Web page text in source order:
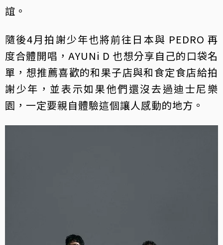
誼。
隨後4月拍謝少年也將前往日本與 PEDRO 再
度合體開唱，AYUNi D 也想分享自己的口袋名
單，想推薦喜歡的和果子店與和食定食店給拍
謝少年，並表示如果他們還沒去過迪士尼樂
園，一定要親自體驗這個讓人感動的地方。